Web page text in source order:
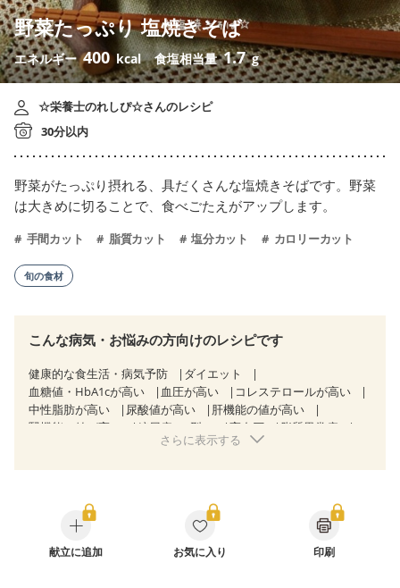
野菜たっぷり 塩焼きそば
エネルギー400 kcal 食塩相当量1.7 g
☆栄養士のれしぴ☆さんのレシピ
30分以内
野菜がたっぷり摂れる、具だくさんな塩焼きそばです。野菜
は大きめに切ることで、食べごたえがアップします。
手間カット 脂質カット 塩分カット カロリーカット
旬の食材
こんな病気・お悩みの方向けのレシピです
健康的な食生活・病気予防
ダイエット
血糖値・HbA1cが高い
血圧が高い
コレステロールが高い
中性脂肪が高い
尿酸値が高い
肝機能の値が高い
腎機能の値が高い
糖尿病（2型） 高血圧
脂質異常症
狭心症 心筋梗塞
糖尿病性腎症（第１期）
糖尿病性腎症（第２期）
CKD（ステージ１）
CKD（ステージ２）
乳がん（抗がん剤治療中）
乳がん（ホルモン療法中）
さらに表示する
献立に追加 お気に入り 印刷